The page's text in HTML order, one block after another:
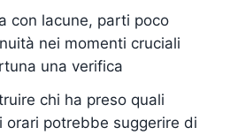
con lacune, parti poco
nei momenti cruciali
una verifica
chi ha preso quali
orari potrebbe suggerire di